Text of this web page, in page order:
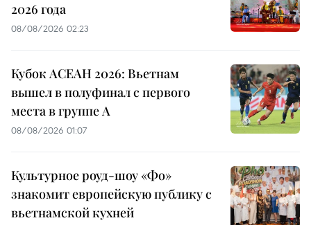
2026 года
08/08/2026 02:23
Кубок АСЕАН 2026: Вьетнам
вышел в полуфинал с первого
места в группе A
08/08/2026 01:07
Культурное роуд-шоу «Фо»
знакомит европейскую публику с
вьетнамской кухней